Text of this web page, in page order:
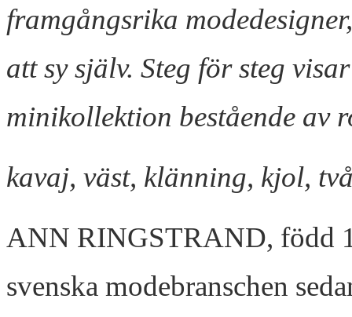
framgångsrika
att sy själv. Steg för steg
minikollektion bestående av
kavaj, väst, klänning, kjol,
ANN RINGSTRAND, född
svenska modebranschen